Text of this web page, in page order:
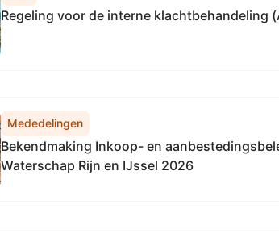
Regeling voor de interne klachtbehandeling
Mededelingen
Bekendmaking Inkoop- en
Waterschap Rijn en IJssel 2026